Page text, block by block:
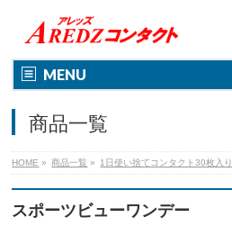
MENU
商品一覧
HOME » 商品一覧 » 1日使い捨てコンタクト30枚入り
スポーツビューワンデー